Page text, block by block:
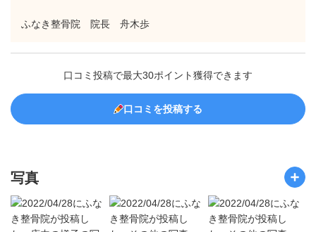
ふなき整骨院 院長 舟木歩
口コミ投稿で最大30ポイント獲得できます
口コミを投稿する
写真